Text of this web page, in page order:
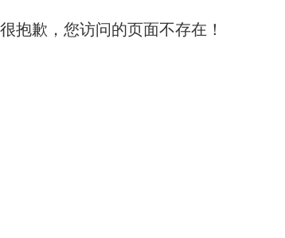
很抱歉，您访问的页面不存在！